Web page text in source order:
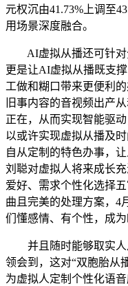
元权沉由41.73%上调至
用场景深度融合。
AI虚拟从播还可针对
更是让AI虚拟从播既支
工做和糊口带来更便利
旧事内容的音视频出产
正在，从而实现智能驱
以或许实现虚拟从播及
自从定制的特色办事，
刘聪对虚拟人将来成长
爱好、需求个性化选择
曲且完美的处理方案，4
们懂感情、有个性，成为
并且随时能够取实人
领会到，这对“双胞胎从
为虚拟人定制个性化语